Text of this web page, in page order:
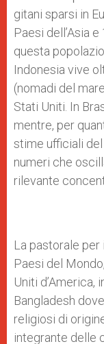
gitani sparsi in
Paesi dell’Asia
questa
Indonesia vive
(nomadi del
Stati Uniti. In
mentre, per
stime ufficiali del
numeri che
rilevante
La pastorale
Paesi del
Uniti d’America,
Bangladesh
religiosi di
integrante delle